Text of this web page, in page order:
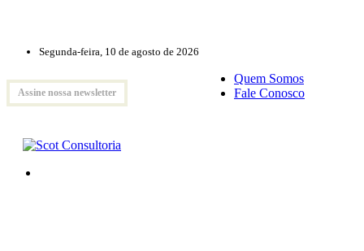
Segunda-feira, 10 de agosto de 2026
Assine nossa newsletter
Quem Somos
Fale Conosco